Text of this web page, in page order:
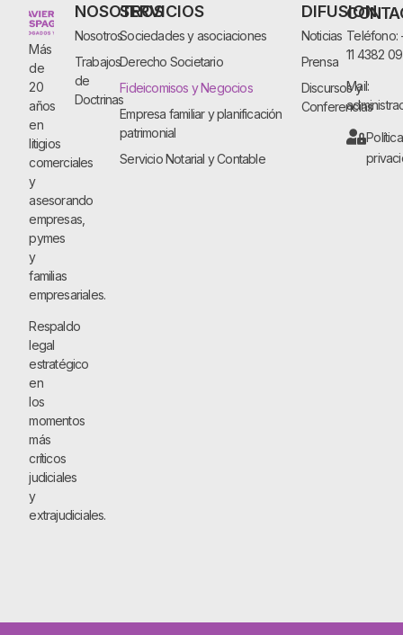
Más
de
20
años
en
litigios
comerciales
y
asesorando
empresas,
pymes
y
familias
empresariales.
Respaldo
legal
estratégico
en
los
momentos
más
críticos
judiciales
y
extrajudiciales.
NOSOTROS
Nosotros
Trabajos
de
Doctrinas
SERVICIOS
Sociedades y asociaciones
Derecho Societario
Fideicomisos y Negocios
Empresa familiar y planificación
patrimonial
Servicio Notarial y Contable
DIFUSION
Noticias
Prensa
Discursos y
Conferencias
Teléfono:
11 4382
Mail: